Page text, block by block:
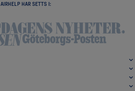
AIRHELP HAR SETTS I: